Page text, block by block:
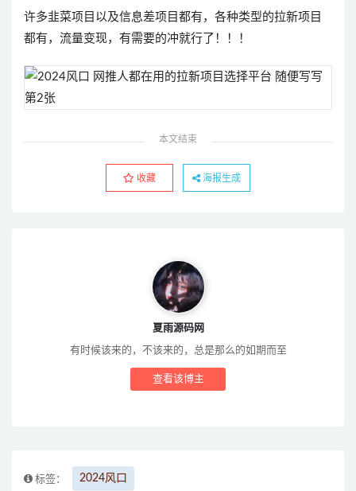
许多韭菜项目以及信息差项目都有，各种类型的拉新项目
都有，流量变现，有需要的冲就行了！！！
本文结束
收藏 海报生成
夏雨源码网
有时候该来的，不该来的，总是那么的如期而至
查看该博主
标签： 2024风口